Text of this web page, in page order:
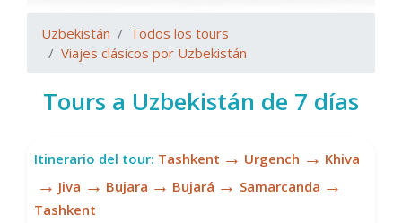
Uzbekistán
Todos los tours
Viajes clásicos por Uzbekistán
Tours a Uzbekistán de 7 días
Itinerario del tour: Tashkent → Urgench → Khiva
→ Jiva → Bujara → Bujará → Samarcanda →
Tashkent